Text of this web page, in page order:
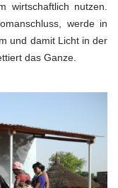
wirtschaftlich nutzen.
werde in
und damit Licht in der
das Ganze.